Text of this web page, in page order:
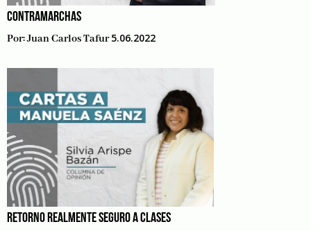
CONTRAMARCHAS
Por:Juan Carlos Tafur 5.06.2022
RETORNO REALMENTE SEGURO A CLASES